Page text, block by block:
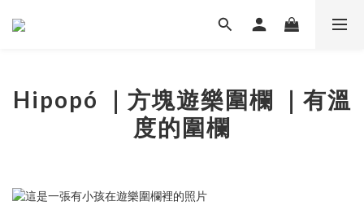
Hipopó ｜方塊遊樂圍欄 ｜有溫
度的圍欄